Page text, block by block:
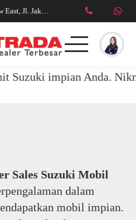
Timur, Daerah Khusus Ibukota Jakarta 13910
impian Anda. Nikmati
Sales Suzuki Mobil
dalam
mobil impian.